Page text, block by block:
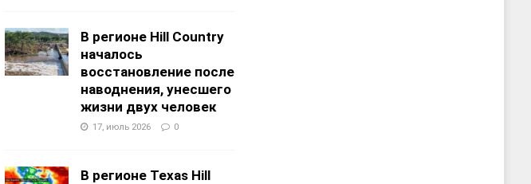
В регионе Hill Country
началось
восстановление после
наводнения, унесшего
жизни двух человек
17, июль 2026 0
В регионе Texas Hill